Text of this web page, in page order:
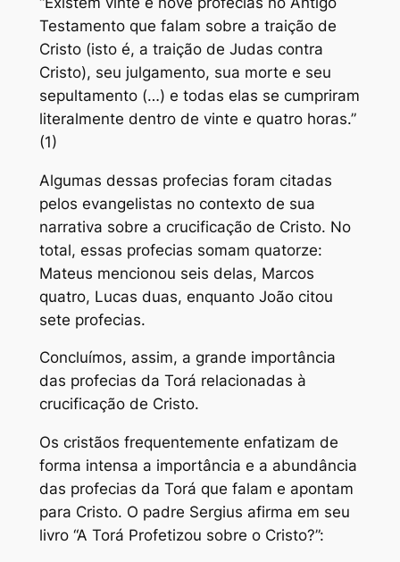
Testamento que falam sobre a traição de
Cristo (isto é, a traição de Judas contra
Cristo), seu julgamento, sua morte e seu
sepultamento (…) e todas elas se cumpriram
literalmente dentro de vinte e quatro horas.”
(1)
Algumas dessas profecias foram citadas
pelos evangelistas no contexto de sua
narrativa sobre a crucificação de Cristo. No
total, essas profecias somam quatorze:
Mateus mencionou seis delas, Marcos
quatro, Lucas duas, enquanto João citou
sete profecias.
Concluímos, assim, a grande importância
das profecias da Torá relacionadas à
crucificação de Cristo.
Os cristãos frequentemente enfatizam de
forma intensa a importância e a abundância
das profecias da Torá que falam e apontam
para Cristo. O padre Sergius afirma em seu
livro “A Torá Profetizou sobre o Cristo?”: